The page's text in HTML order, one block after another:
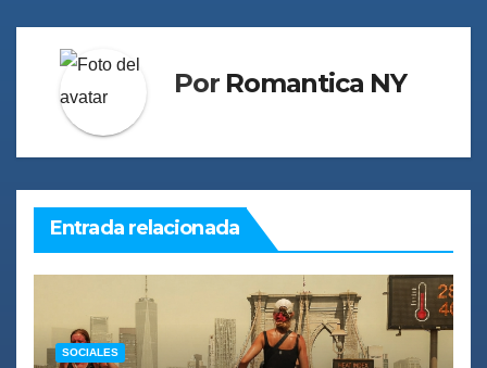
Por Romantica NY
Entrada relacionada
SOCIALES